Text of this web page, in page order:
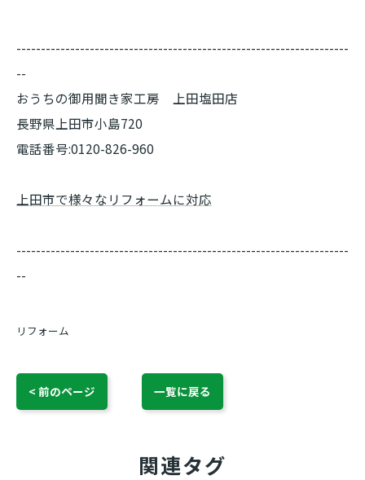
--------------------------------------------------------------------
--
おうちの御用聞き家工房 上田塩田店
長野県上田市小島720
電話番号:0120-826-960
上田市で様々なリフォームに対応
--------------------------------------------------------------------
--
リフォーム
< 前のページ 一覧に戻る
関連タグ